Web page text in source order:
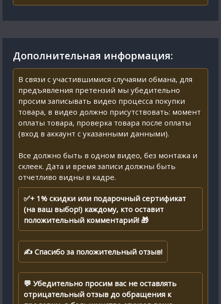
Дополнительная информация:
В связи с участившимися случаями обмана, для
предъявления претензий мы убедительно
просим записывать видео процесса покупки
товара, в видео должно присутствовать: момент
оплаты товара, проверка товара после оплаты
(вход в аккаунт с указанными данными).
Все должно быть в одном видео, без монтажа и
склеек. Дата и время записи должны быть
отчетливо видны в кадре.
✅+ 1% скидки или подарочный сертификат
(на ваш выбор!) каждому, кто оставит
положительный комментарий! 🎁
✍ Спасибо за положительный отзыв!
💬 Убедительно просим вас не оставлять
отрицательный отзыв до обращения к